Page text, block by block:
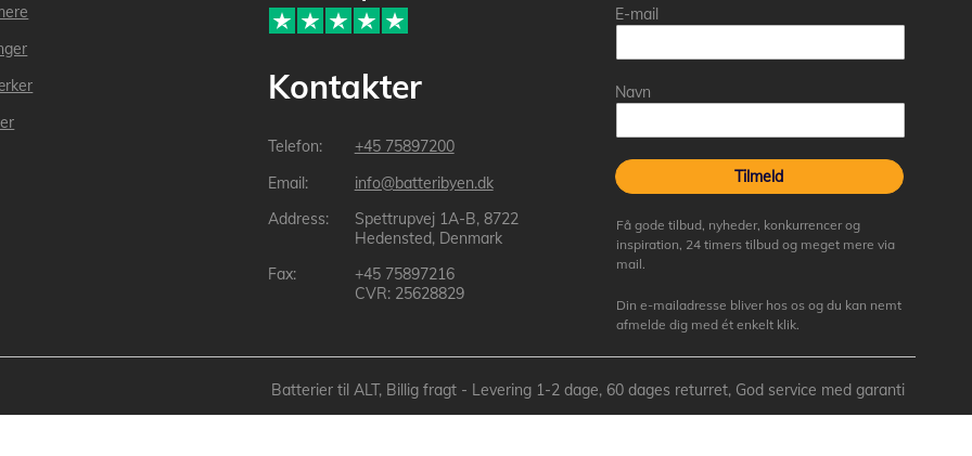
Kontakter
+45 75897200
info@batteribyen.dk
Spettrupvej 1A-B, 8722
Hedensted, Denmark
+45 75897216
CVR: 25628829
E-mail
Navn
Tilmeld
Få gode tilbud, nyheder, konkurrencer og
inspiration, 24 timers tilbud og meget mere via
mail.
Din e-mailadresse bliver hos os og du kan nemt
afmelde dig med ét enkelt klik.
Batterier til ALT, Billig fragt - Levering 1-2 dage, 60 dages returret, God service med garanti